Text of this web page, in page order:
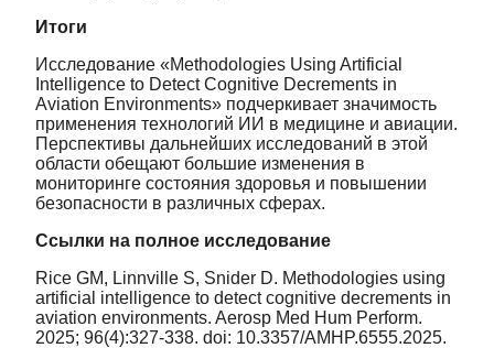
Итоги
Исследование «Methodologies Using Artificial
Intelligence to Detect Cognitive Decrements in
Aviation Environments» подчеркивает значимость
применения технологий ИИ в медицине и авиации.
Перспективы дальнейших исследований в этой
области обещают большие изменения в
мониторинге состояния здоровья и повышении
безопасности в различных сферах.
Ссылки на полное исследование
Rice GM, Linnville S, Snider D. Methodologies using
artificial intelligence to detect cognitive decrements in
aviation environments. Aerosp Med Hum Perform.
2025; 96(4):327-338. doi: 10.3357/AMHP.6555.2025.